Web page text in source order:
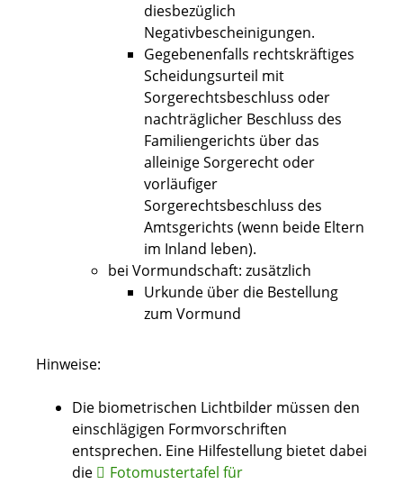
diesbezüglich
Negativbescheinigungen.
Gegebenenfalls rechtskräftiges
Scheidungsurteil mit
Sorgerechtsbeschluss oder
nachträglicher Beschluss des
Familiengerichts über das
alleinige Sorgerecht oder
vorläufiger
Sorgerechtsbeschluss des
Amtsgerichts (wenn beide Eltern
im Inland leben).
bei Vormundschaft: zusätzlich
Urkunde über die Bestellung
zum Vormund
Hinweise:
Die biometrischen Lichtbilder müssen den
einschlägigen Formvorschriften
entsprechen. Eine Hilfestellung bietet dabei
die
Fotomustertafel für